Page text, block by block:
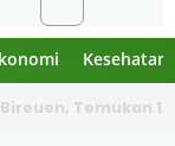
Kesehatan
Bau Amoniak